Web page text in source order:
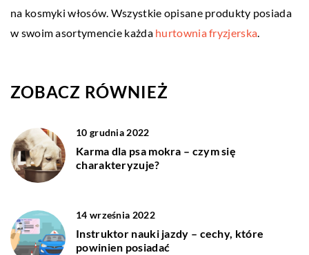
na kosmyki włosów. Wszystkie opisane produkty posiada
w swoim asortymencie każda hurtownia fryzjerska.
ZOBACZ RÓWNIEŻ
10 grudnia 2022
Karma dla psa mokra – czym się
charakteryzuje?
14 września 2022
Instruktor nauki jazdy – cechy, które
powinien posiadać